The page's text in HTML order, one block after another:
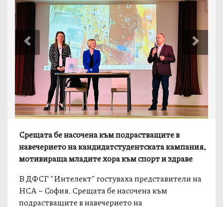
Previous
Срещата бе насочена към подрастващите в
навечерието на кандидатстудентската кампания,
мотивираща младите хора към спорт и здраве
В ДФСГ "Интелект" гостуваха представители на